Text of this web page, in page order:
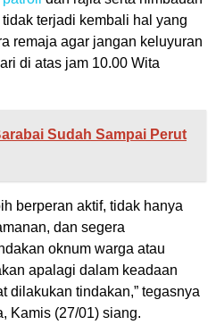
terjadi kembali hal yang
remaja agar jangan keluyuran
di atas jam 10.00 Wita
Sudah Sampai Perut
berperan aktif, tidak hanya
dan segera
oknum warga atau
apalagi dalam keadaan
dilakukan tindakan,” tegasnya
Kamis (27/01) siang.